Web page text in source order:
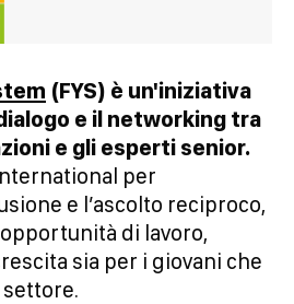
(FYS) è un'iniziativa
e il networking tra
e gli esperti senior.
per
e l’ascolto reciproco,
di lavoro,
sia per i giovani che